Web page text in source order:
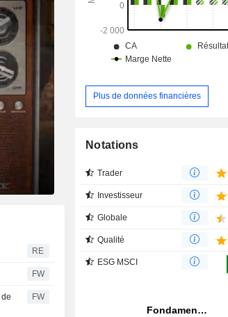
RE
FW
FW
Plus de données financières
Notations
Trader
Investisseur
Globale
Qualité
ESG MSCI